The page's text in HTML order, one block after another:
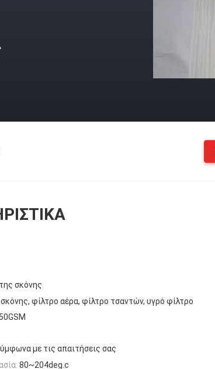
σκόνης
φίλτρο αέρα, φίλτρο τσαντών, υγρό φίλτρο
με τις απαιτήσεις σας
80~204deg.c